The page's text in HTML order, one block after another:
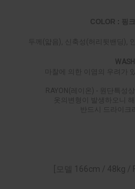
COLOR : 핑
두께(얇음), 신축성(허리뒷밴딩),
마찰에 의한 이염의 우려가
RAYON(레이온) - 원단특성
옷의변형이 발생하오니
반드시 드라이크
[모델 166cm / 48kg /